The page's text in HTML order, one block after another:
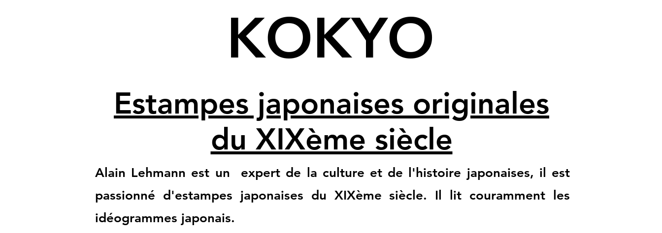
KOKYO
Estampes japonaises originales
du XIXème siècle
Alain Lehmann est un expert de la culture et de l'histoire japonaises, il est
passionné d'estampes japonaises du XIXème siècle. Il lit couramment les
idéogrammes japonais.